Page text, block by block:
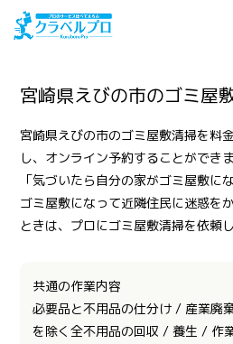
宮崎県えびの市のゴミ屋
宮崎県えびの市のゴミ屋敷清掃を料
し、オンライン予約することができま
「気づいたら自分の家がゴミ屋敷に
ゴミ屋敷になって近隣住民に迷惑を
ときは、プロにゴミ屋敷清掃を依頼し
共通の作業内容
必要品と不用品の仕分け / 産業廃
を除く全不用品の回収 / 養生 / 作